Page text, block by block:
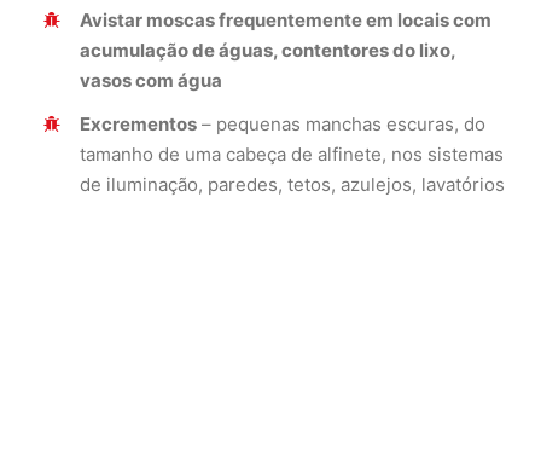
Avistar moscas frequentemente em locais com
acumulação de águas, contentores do lixo,
vasos com água
Excrementos – pequenas manchas escuras, do
tamanho de uma cabeça de alfinete, nos sistemas
de iluminação, paredes, tetos, azulejos, lavatórios